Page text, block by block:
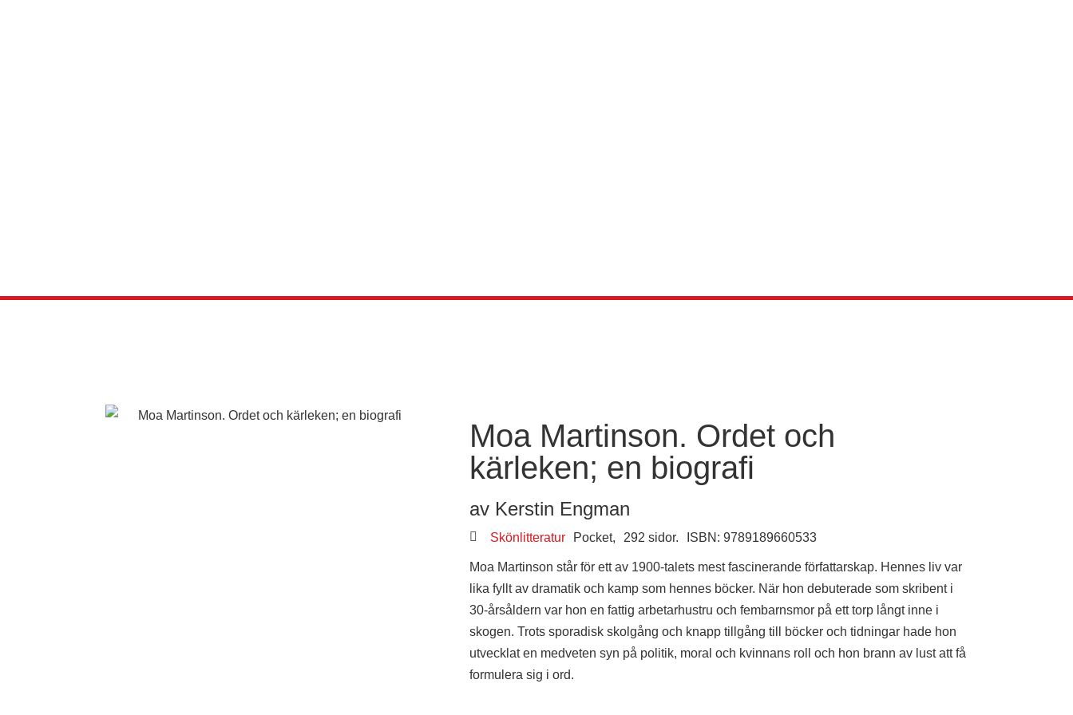
Moa Martinson. Ordet och
kärleken; en biografi
av Kerstin Engman
Skönlitteratur Pocket, 292 sidor. ISBN: 9789189660533
Moa Martinson står för ett av 1900-talets mest fascinerande författarskap. Hennes liv var
lika fyllt av dramatik och kamp som hennes böcker. När hon debuterade som skribent i
30-årsåldern var hon en fattig arbetarhustru och fembarnsmor på ett torp långt inne i
skogen. Trots sporadisk skolgång och knapp tillgång till böcker och tidningar hade hon
utvecklat en medveten syn på politik, moral och kvinnans roll och hon brann av lust att få
formulera sig i ord.